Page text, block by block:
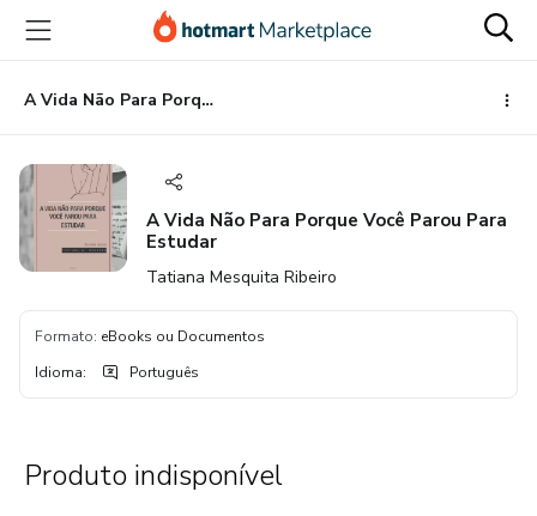
para
conteúdo
principal
para
pagamento
para
rodapé
A Vida Não Para Porque Você Parou Para Estudar
A Vida Não Para Porque Você Parou Para
Estudar
Tatiana Mesquita Ribeiro
Formato: eBooks ou Documentos
Idioma: Português
Produto indisponível